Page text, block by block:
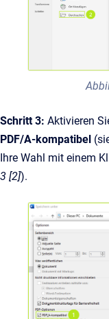
Schritt 3: Aktivieren
PDF/A-kompatibel
Ihre Wahl mit einem
3 [2]).